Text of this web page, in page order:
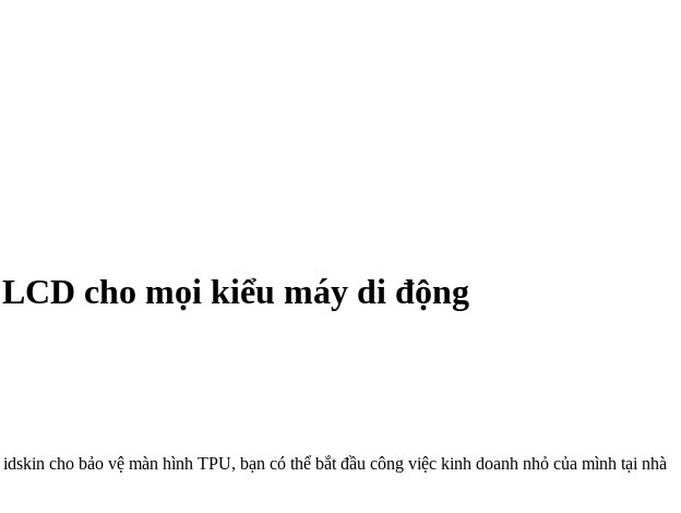
cho mọi kiểu máy di động
cho bảo vệ màn hình TPU, bạn có thể bắt đầu công việc kinh doanh nhỏ của mình tại nhà